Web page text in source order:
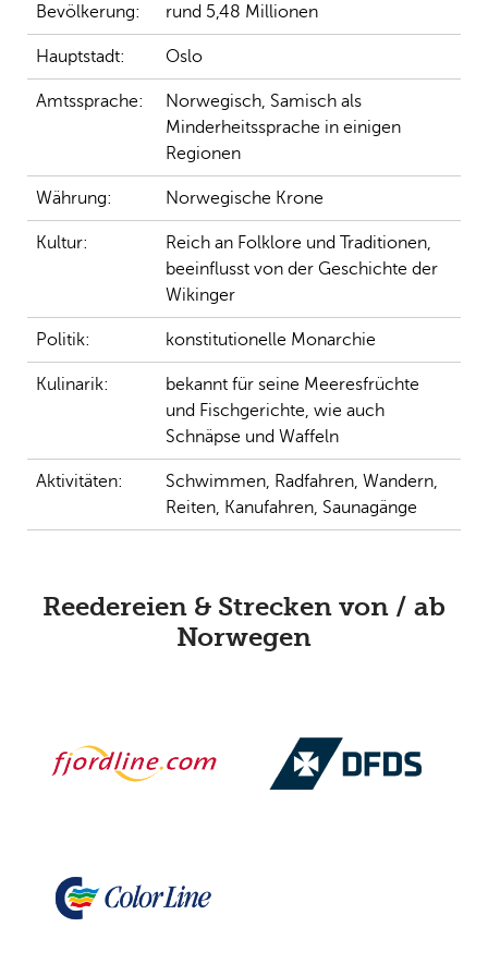
Bevölkerung: rund 5,48 Millionen
Hauptstadt: Oslo
Amtssprache:
Norwegisch, Samisch als
Minderheitssprache in einigen
Regionen
Währung: Norwegische Krone
Kultur:
Reich an Folklore und Traditionen,
beeinflusst von der Geschichte der
Wikinger
Politik: konstitutionelle Monarchie
Kulinarik:
bekannt für seine Meeresfrüchte
und Fischgerichte, wie auch
Schnäpse und Waffeln
Aktivitäten:
Schwimmen, Radfahren, Wandern,
Reiten, Kanufahren, Saunagänge
Reedereien & Strecken von / ab
Norwegen